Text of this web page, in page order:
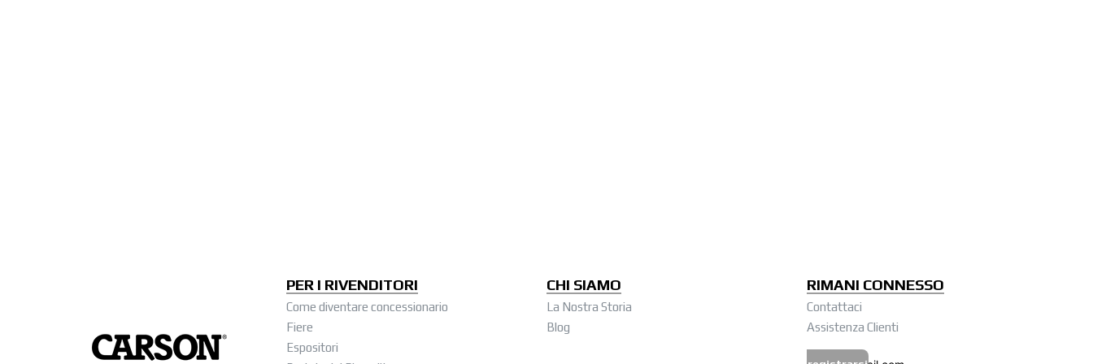
PER I RIVENDITORI
Come diventare concessionario
Fiere
Espositori
CHI SIAMO
La Nostra Storia
Blog
RIMANI CONNESSO
Contattaci
Assistenza Clienti